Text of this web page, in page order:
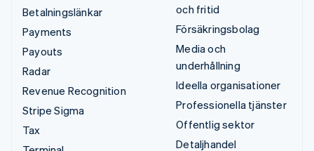
Betalningslänkar
Payments
Payouts
Radar
Revenue Recognition
Stripe Sigma
Tax
och fritid
Försäkringsbolag
Media och
underhållning
Ideella organisationer
Professionella tjänster
Offentlig sektor
Detaljhandel